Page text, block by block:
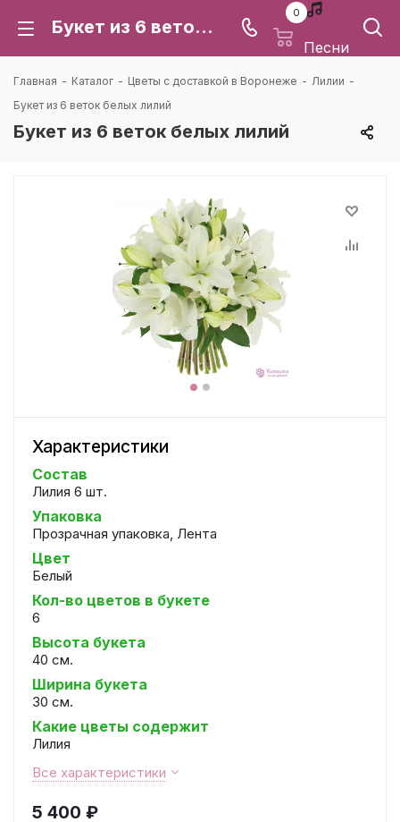
Букет из 6 веток белых лилий: цена и доставка в Воронеже | Каталея
0
Песни
Главная - Каталог - Цветы с доставкой в Воронеже - Лилии -
Букет из 6 веток белых лилий
Букет из 6 веток белых лилий
Характеристики
Состав
Лилия 6 шт.
Упаковка
Прозрачная упаковка, Лента
Цвет
Белый
Кол-во цветов в букете
6
Высота букета
40 см.
Ширина букета
30 см.
Какие цветы содержит
Лилия
Все характеристики
5 400 ₽